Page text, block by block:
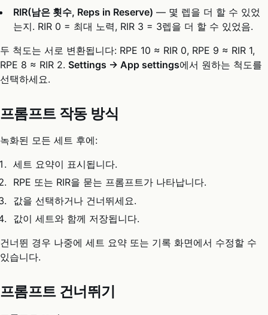
RIR(남은 횟수, Reps in Reserve) — 몇 렙을 더 할 수 있었
는지. RIR 0 = 최대 노력, RIR 3 = 3렙을 더 할 수 있었음.
두 척도는 서로 변환됩니다: RPE 10 ≈ RIR 0, RPE 9 ≈ RIR 1,
RPE 8 ≈ RIR 2. Settings → App settings에서 원하는 척도를
선택하세요.
프롬프트 작동 방식
녹화된 모든 세트 후에:
세트 요약이 표시됩니다.
RPE 또는 RIR을 묻는 프롬프트가 나타납니다.
값을 선택하거나 건너뛰세요.
값이 세트와 함께 저장됩니다.
건너뛴 경우 나중에 세트 요약 또는 기록 화면에서 수정할 수
있습니다.
프롬프트 건너뛰기